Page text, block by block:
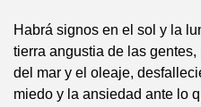
Habrá signos en el sol y la
tierra angustia de las
del mar y el oleaje,
miedo y la ansiedad ante lo